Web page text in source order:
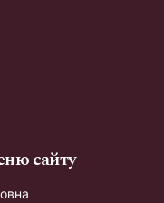
сайту